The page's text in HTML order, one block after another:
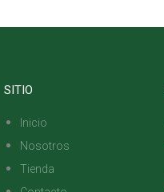
SITIO
Inicio
Nosotros
Tienda